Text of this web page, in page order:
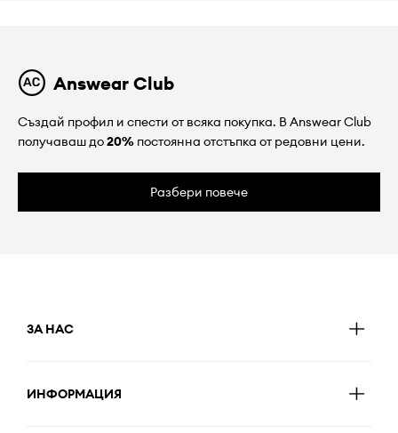
Answear Club
Създай профил и спести от всяка покупка. В Answear Club
получаваш до20% постоянна отстъпка от редовни цени.
Разбери повече
ЗА НАС
ИНФОРМАЦИЯ